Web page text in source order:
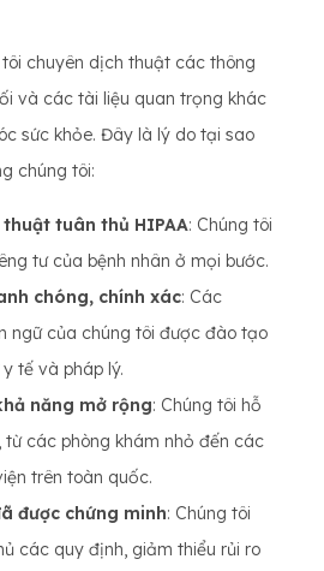
chuyên dịch thuật các thông
và các tài liệu quan trọng khác
sức khỏe. Đây là lý do tại sao
chúng tôi:
tuân thủ HIPAA: Chúng tôi
tư của bệnh nhân ở mọi bước.
chóng, chính xác: Các
ngữ của chúng tôi được đào tạo
tế và pháp lý.
năng mở rộng: Chúng tôi hỗ
các phòng khám nhỏ đến các
trên toàn quốc.
được chứng minh: Chúng tôi
các quy định, giảm thiểu rủi ro